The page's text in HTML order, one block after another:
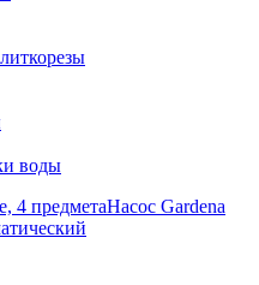
воды
4 предметаНасос Gardena